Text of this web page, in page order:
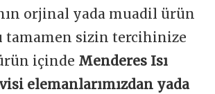
orjinal yada muadil ürün
tamamen sizin tercihinize
içinde Menderes Isı
elemanlarımızdan yada